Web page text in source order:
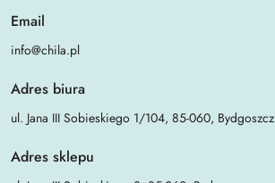
Email
info@chila.pl
Adres biura
ul. Jana III Sobieskiego 1/104, 85-060, Bydgoszcz
Adres sklepu